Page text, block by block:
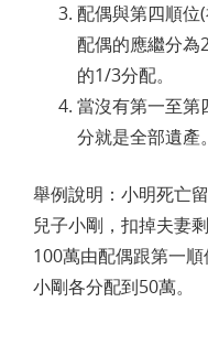
配偶與第四順位
配偶的應繼分為
的1/3分配。
當沒有第一至第
分就是全部遺產。
舉例說明：小明死亡
兒子小剛，扣掉夫妻
100萬由配偶跟第一
小剛各分配到50萬。